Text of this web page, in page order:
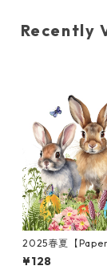
Recently
2025春夏【
esign】バラ売り2
イズ ペーパーナ
¥128